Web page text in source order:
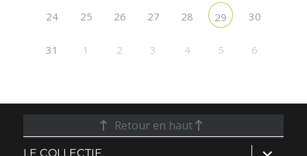
24 25 26 27 28 29 30
31 1 2 3 4 5 6
Retour en haut
LE COLLECTIF ouvrir